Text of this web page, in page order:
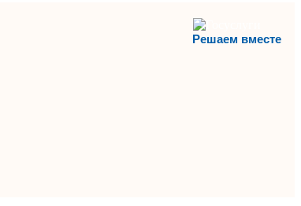
Решаем вместе